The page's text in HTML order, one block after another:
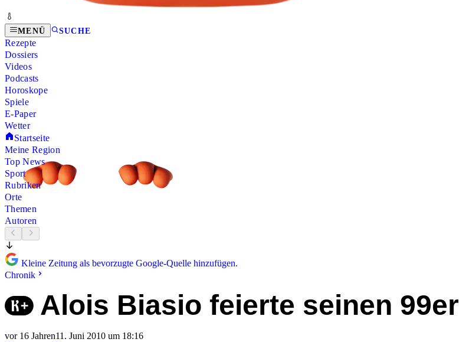
MENÜ SUCHE
Rezepte
Dossiers
Videos
Podcasts
Horoskope
Spiele
E-Paper
Wetter
Startseite
Meine Region
Top News
Sport
Rubriken
Orte
Themen
Autoren
Kleine Zeitung als bevorzugte Google-Quelle hinzufügen.
Chronik
Alois Biasio feierte seinen 99er
vor 16 Jahren11. Juni 2010 um 18:16